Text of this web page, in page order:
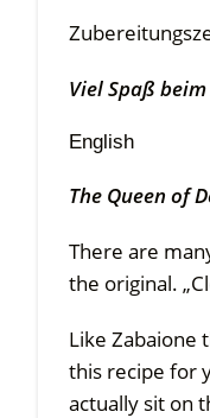
Viel Spaß
English
The Queen of
There are
the original.
Like Zabaione
this recipe for
actually sit on